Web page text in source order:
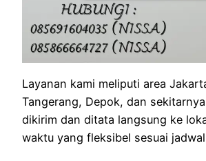
Layanan kami meliputi area
Tangerang, Depok, dan
dikirim dan ditata langsung ke
waktu yang fleksibel sesuai